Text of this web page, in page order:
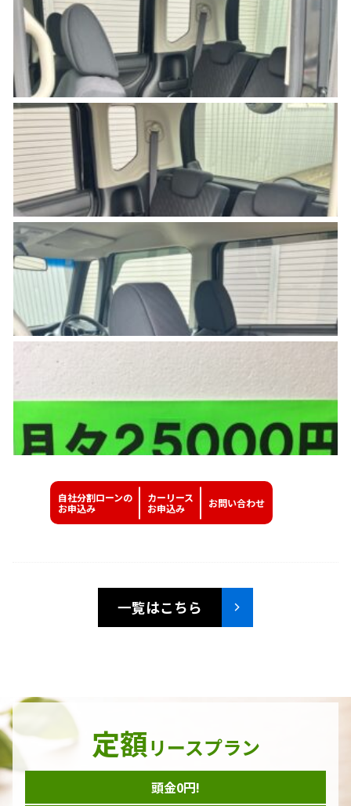
自社分割ローンの
お申込み
カーリース
お申込み
お問い合わせ
一覧はこちら
定額リースプラン
頭金0円!